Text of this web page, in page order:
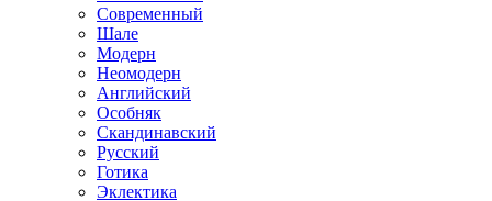
Современный
Шале
Модерн
Неомодерн
Английский
Особняк
Скандинавский
Русский
Готика
Эклектика